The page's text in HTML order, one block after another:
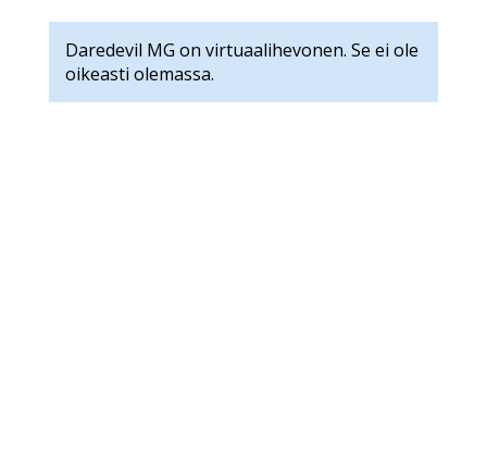
Daredevil MG on virtuaalihevonen. Se ei ole
oikeasti olemassa.